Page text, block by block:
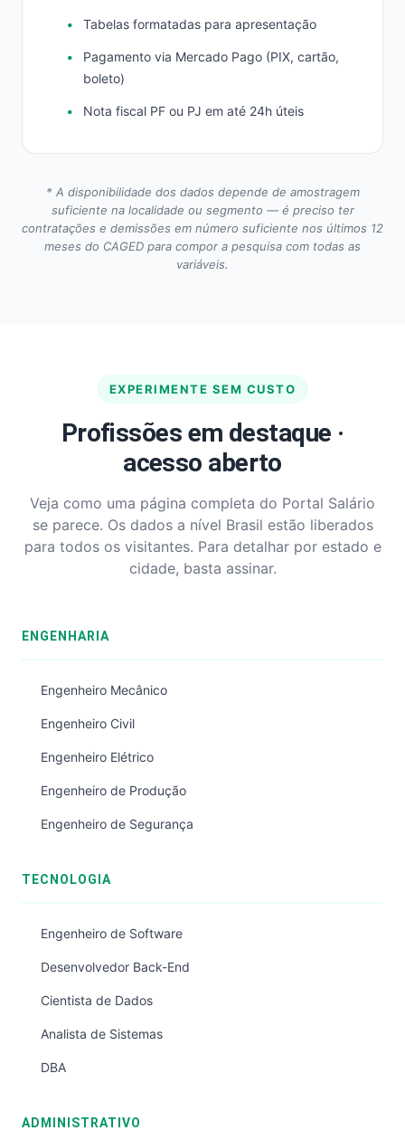
Tabelas formatadas para apresentação
Pagamento via Mercado Pago (PIX, cartão,
boleto)
Nota fiscal PF ou PJ em até 24h úteis
* A disponibilidade dos dados depende de amostragem
suficiente na localidade ou segmento — é preciso ter
contratações e demissões em número suficiente nos últimos 12
meses do CAGED para compor a pesquisa com todas as
variáveis.
EXPERIMENTE SEM CUSTO
Profissões em destaque ·
acesso aberto
Veja como uma página completa do Portal Salário
se parece. Os dados a nível Brasil estão liberados
para todos os visitantes. Para detalhar por estado e
cidade, basta assinar.
ENGENHARIA
Engenheiro Mecânico
Engenheiro Civil
Engenheiro Elétrico
Engenheiro de Produção
Engenheiro de Segurança
TECNOLOGIA
Engenheiro de Software
Desenvolvedor Back-End
Cientista de Dados
Analista de Sistemas
DBA
ADMINISTRATIVO